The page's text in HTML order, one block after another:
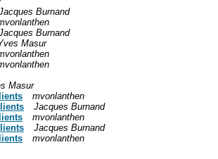
Burnand
Burnand
Masur
Masur
mvonlanthen
Jacques Burnand
mvonlanthen
Jacques Burnand
mvonlanthen